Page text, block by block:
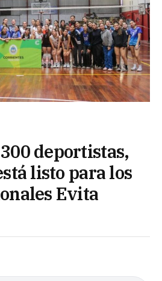
deportistas,
listo para los
Evita